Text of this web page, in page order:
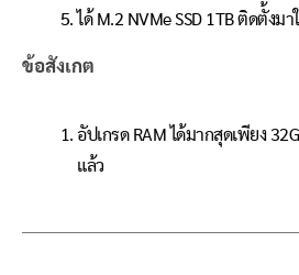
ได้ M.2 NVMe SSD 1TB ติดตั้งมา
ข้อสังเกต
อัปเกรด RAM ได้มากสุดเพียง
แล้ว